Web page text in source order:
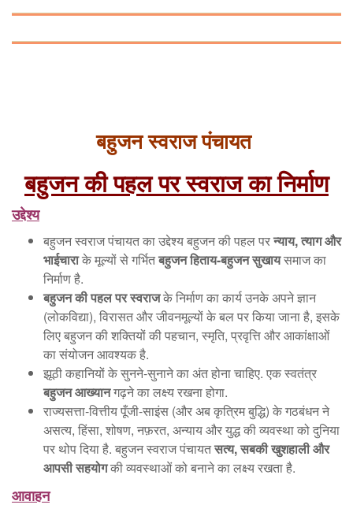
बहुजन स्वराज पंचायत
बहुजन की पहल पर स्वराज का निर्माण
उद्देश्य
बहुजन स्वराज पंचायत का उद्देश्य बहुजन की पहल परन्याय,त्याग और
भाईचाराके मूल्यों से गर्भितबहुजन हिताय-बहुजन सुखायसमाज का
निर्माण है.
बहुजन की पहल पर स्वराजके निर्माण का कार्य उनके अपने ज्ञान
(लोकविद्या), विरासत और जीवनमूल्यों के बल पर किया जाना है, इसके
लिए बहुजन की शक्तियों की पहचान, स्मृति, प्रवृत्ति और आकांक्षाओं
का संयोजन आवश्यक है.
झूठी कहानियों के सुनने-सुनाने का अंत होना चाहिए. एक स्वतंत्र
बहुजन आख्यानगढ़ने का लक्ष्य रखना होगा.
राज्यसत्ता-वित्तीय पूँजी-साइंस (और अब कृत्रिम बुद्धि) के गठबंधन ने
असत्य, हिंसा, शोषण, नफ़रत, अन्याय और युद्ध की व्यवस्था को दुनिया
पर थोप दिया है. बहुजन स्वराज पंचायतसत्य,सबकी खुशहाली और
आपसी सहयोगकी व्यवस्थाओं को बनाने का लक्ष्य रखता है.
आवाहन